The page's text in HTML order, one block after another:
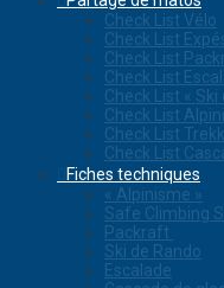
Check List Vélo
Check List
Check List
Check List
Check List « Ski
Check List
Check List
Check List
Fiches techniques
« Alpinisme »
Safe Climbing
Packraft
Ski de Rando
Escalade